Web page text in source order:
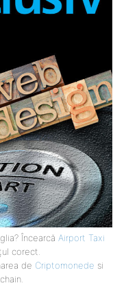
Încearcă Airport Taxi
corect.
de Criptomonede si